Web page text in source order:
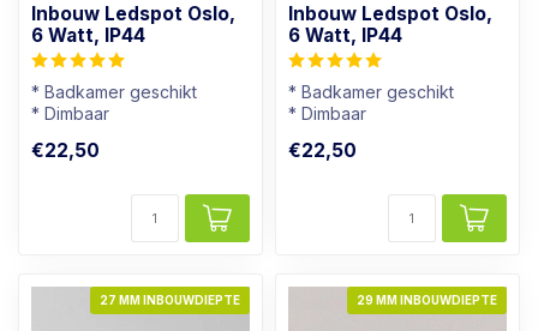
Inbouw Ledspot Oslo,
6 Watt, IP44
* Badkamer geschikt
* Dimbaar
* Rvs kleur armatuur
€22,50
Inbouw Ledspot Oslo,
6 Watt, IP44
* Badkamer geschikt
* Dimbaar
* Wit Armatuur
€22,50
27 MM INBOUWDIEPTE 29 MM INBOUWDIEPTE